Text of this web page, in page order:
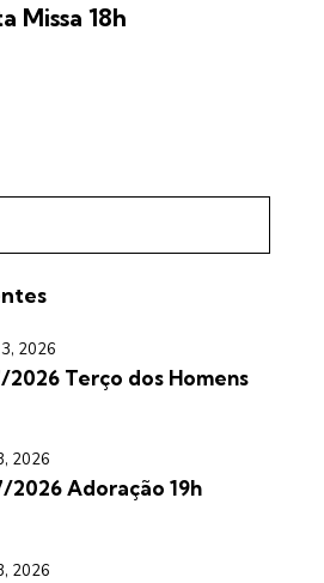
Missa 18h
2026
2026 Terço dos Homens
2026
2026 Adoração 19h
2026